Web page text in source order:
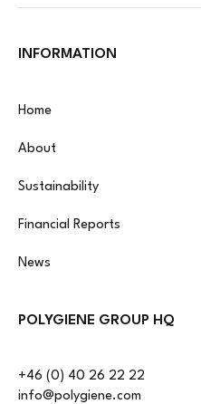
INFORMATION
Home
About
Sustainability
Financial Reports
News
POLYGIENE GROUP HQ
+46 (0) 40 26 22 22
info@polygiene.com